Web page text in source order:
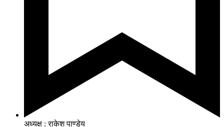
अध्यक्ष : राकेश पाण्डेय